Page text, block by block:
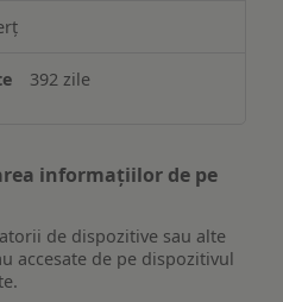
392 zile
informațiilor de pe
de dispozitive sau alte
accesate de pe dispozitivul